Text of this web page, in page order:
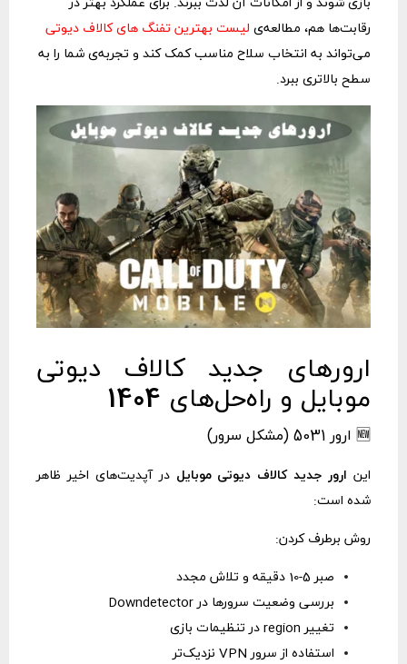
رقابت‌ها هم، مطالعه‌ی لیست بهترین تفنگ های کالاف دیوتی
می‌تواند به انتخاب سلاح مناسب کمک کند و تجربه‌ی شما را به
سطح بالاتری ببرد.
ارورهای جدید کالاف دیوتی
موبایل و راه‌حل‌های 1404
🆕 ارور 5031 (مشکل سرور)
اینارور جدید کالاف دیوتی موبایل در آپدیت‌های اخیر ظاهر
شده است:
روش برطرف کردن:
صبر 5-10 دقیقه و تلاش مجدد
بررسی وضعیت سرورها در Downdetector
تغییر region در تنظیمات بازی
استفاده از سرور VPN نزدیک‌تر